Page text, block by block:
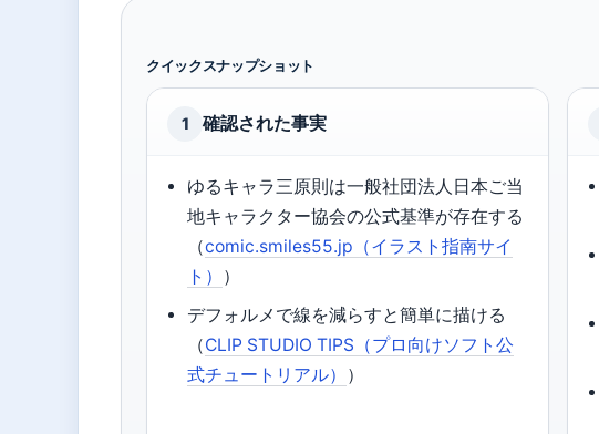
クイックスナップショット
1 確認された事実
ゆるキャラ三原則は一般社団法人日本ご当
地キャラクター協会の公式基準が存在する
（comic.smiles55.jp（イラスト指南サイ
ト） ）
デフォルメで線を減らすと簡単に描ける
（CLIP STUDIO TIPS（プロ向けソフト公
式チュートリアル） ）